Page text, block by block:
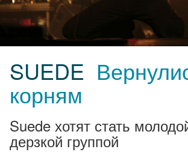
SUEDE
корням
Suede хотят стать
дерзкой группой